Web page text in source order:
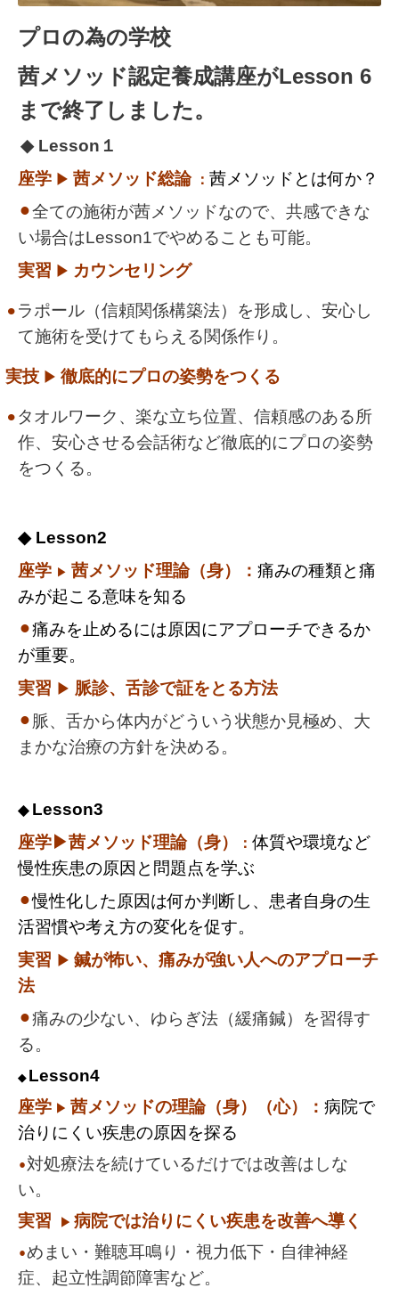
プロの為の学校
茜メソッド認定養成講座がLesson 6
まで終了しました。
◆ Lesson １
座学 ▶︎ 茜メソッド総論 ： 茜メソッドとは何か？
⚫︎全ての施術が茜メソッドなので、共感できな
い場合はLesson1でやめることも可能。
実習 ▶︎ カウンセリング
⚫︎ ラポール（信頼関係構築法）を形成し、安心し
て施術を受けてもらえる関係作り。
実技 ▶︎ 徹底的にプロの姿勢をつくる
⚫︎ タオルワーク、楽な立ち位置、信頼感のある所
作、安心させる会話術など徹底的にプロの姿勢
をつくる。
◆ Lesson2
座学 ▶︎ 茜メソッド理論（身）： 痛みの種類と痛
みが起こる意味を知る
⚫︎痛みを止めるには原因にアプローチできるか
が重要。
実習
▶︎ 脈診、舌診で証をとる方法
⚫︎脈、舌から体内がどういう状態か見極め、大
まかな治療の方針を決める。
◆ Lesson3
座学▶茜メソッド理論（身） ： 体質や環境など
慢性疾患の原因と問題点を学ぶ
⚫︎慢性化した原因は何か判断し、患者自身の生
活習慣や考え方の変化を促す。
実習
▶︎ 鍼が怖い、痛みが強い人へのアプローチ
法
⚫︎痛みの少ない、ゆらぎ法（緩痛鍼）を習得す
る。
◆ Lesson4
座学 ▶︎ 茜メソッドの理論 （身）（心）： 病院で
治りにくい疾患の原因を探る
⚫︎ 対処療法を続けているだけでは改善はしな
い。
実習
▶︎ 病院では治りにくい疾患を改善へ導く
⚫︎めまい・難聴耳鳴り・視力低下・自律神経
症、起立性調節障害など。